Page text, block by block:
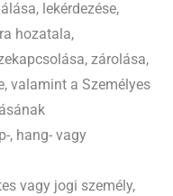
lekérdezése,
hozatala,
zárolása,
valamint a Személyes
, hang- vagy
vagy jogi személy,